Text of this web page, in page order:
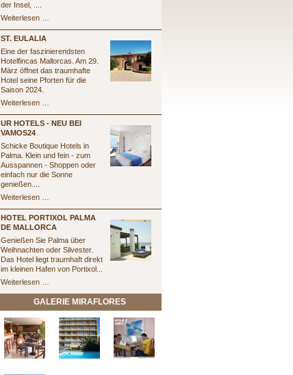
der Insel, ....
Weiterlesen …
ST. EULALIA
Eine der faszinierendsten
Hotelfincas Mallorcas. Am 29.
März öffnet das traumhafte
Hotel seine Pforten für die
Saison 2024.
Weiterlesen …
UR HOTELS - NEU BEI
VAMOS24
Schicke Boutique Hotels in
Palma. Klein und fein - zum
Ausspannen - Shoppen oder
einfach nur die Sonne
genießen....
Weiterlesen …
-
Neu
vamos24
HOTEL PORTIXOL PALMA
DE MALLORCA
Genießen Sie Palma über
Weihnachten oder Silvester.
Das Hotel liegt traumhaft direkt
im kleinen Hafen von Portixol...
Weiterlesen …
Palma
de
Mallorca
GALERIE MIRAFLORES